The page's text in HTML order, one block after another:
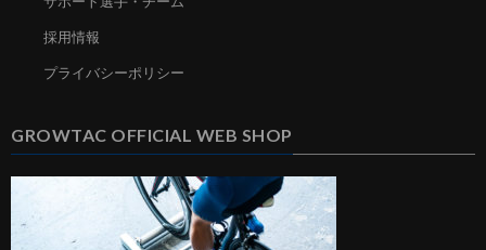
採用情報
プライバシーポリシー
GROWTAC OFFICIAL WEB SHOP